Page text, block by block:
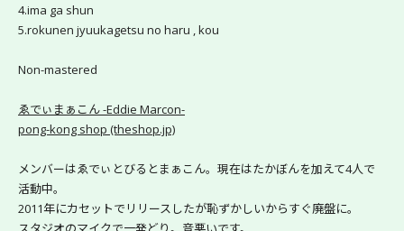
4.ima ga shun
5.rokunen jyuukagetsu no haru , kou
Non-mastered
ゑでぃまぁこん -Eddie Marcon-
pong-kong shop (theshop.jp)
メンバーはゑでぃとびるとまぁこん。現在はたかぼんを加えて4人で
活動中。
2011年にカセットでリリースしたが恥ずかしいからすぐ廃盤に。